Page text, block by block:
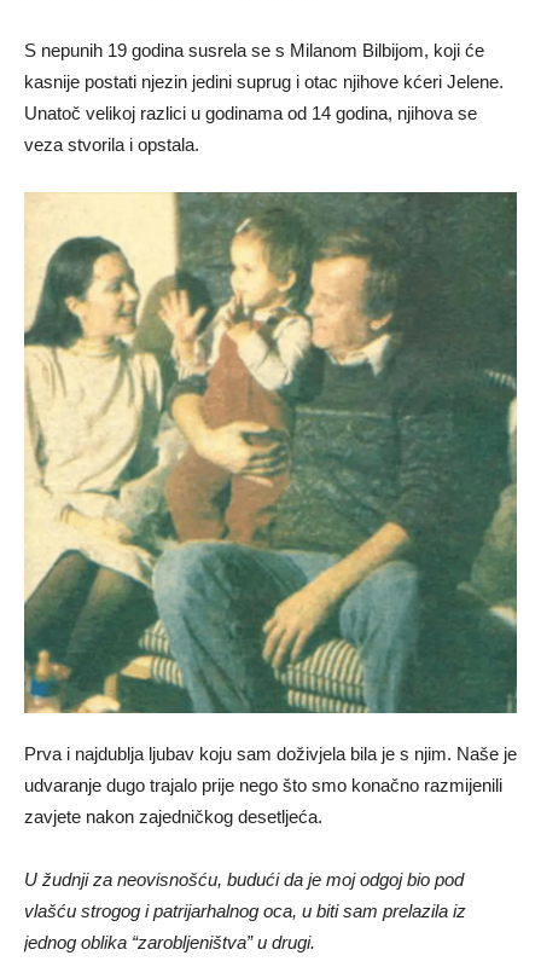
S nepunih 19 godina susrela se s Milanom Bilbijom, koji će
kasnije postati njezin jedini suprug i otac njihove kćeri Jelene.
Unatoč velikoj razlici u godinama od 14 godina, njihova se
veza stvorila i opstala.
Prva i najdublja ljubav koju sam doživjela bila je s njim. Naše je
udvaranje dugo trajalo prije nego što smo konačno razmijenili
zavjete nakon zajedničkog desetljeća.
U žudnji za neovisnošću, budući da je moj odgoj bio pod
vlašću strogog i patrijarhalnog oca, u biti sam prelazila iz
jednog oblika “zarobljeništva” u drugi.